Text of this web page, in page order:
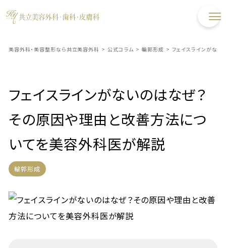
美容外科・美容整形なら共立美容外科 > 公式コラム > 輪郭形成 > フェイスラインがな
フェイスラインがないのはなぜ？
その原因や理由と改善方法につ
いてを美容外科医が解説
輪郭形成